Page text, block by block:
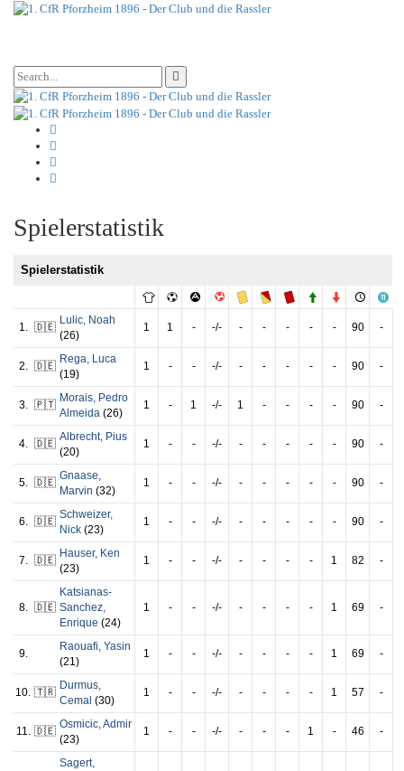
Spielerstatistik
Spielerstatistik
1. 🇩🇪
Lulic, Noah
(26)
1 1 - -/- - - - - - 90 -
2. 🇩🇪
Rega, Luca
(19)
1 - - -/- - - - - - 90 -
3. 🇵🇹
Morais, Pedro
Almeida (26)
1 - 1 -/- 1 - - - - 90 -
4. 🇩🇪
Albrecht, Pius
(20)
1 - - -/- - - - - - 90 -
5. 🇩🇪
Gnaase,
Marvin (32)
1 - - -/- - - - - - 90 -
6. 🇩🇪
Schweizer,
Nick (23)
1 - - -/- - - - - - 90 -
7. 🇩🇪
Hauser, Ken
(23)
1 - - -/- - - - - 1 82 -
8. 🇩🇪
Katsianas-
Sanchez,
Enrique (24)
1 - - -/- - - - - 1 69 -
9.
Raouafi, Yasin
(21)
1 - - -/- - - - - 1 69 -
10. 🇹🇷
Durmus,
Cemal (30)
1 - - -/- - - - - 1 57 -
11. 🇩🇪
Osmicic,Admir
(23)
1 - - -/- - - - 1 - 46 -
Sagert,